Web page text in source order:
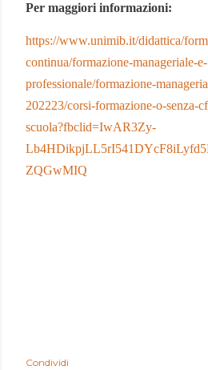
Per maggiori informazioni:
https://www.unimib.it/didattica/
continua/formazione-manageriale-e-
professionale/formazione-
202223/corsi-formazione-o-senza-
scuola?fbclid=IwAR3Zy-
ZQGwMIQ
Condividi